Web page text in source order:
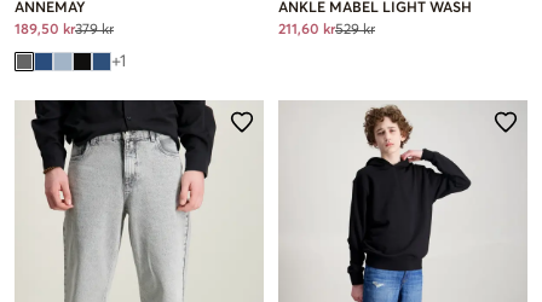
ANNEMAY
189,50 kr379 kr
+1
ANKLE MABEL LIGHT WASH
211,60 kr529 kr